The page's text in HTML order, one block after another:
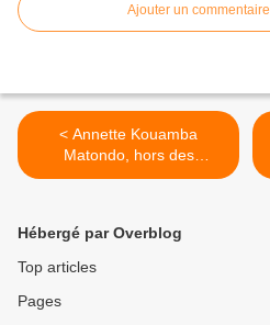
Ajouter un commentaire
< Annette Kouamba
Matondo, hors des
frontières du Congo!!!
Hébergé par Overblog
Top articles
Pages